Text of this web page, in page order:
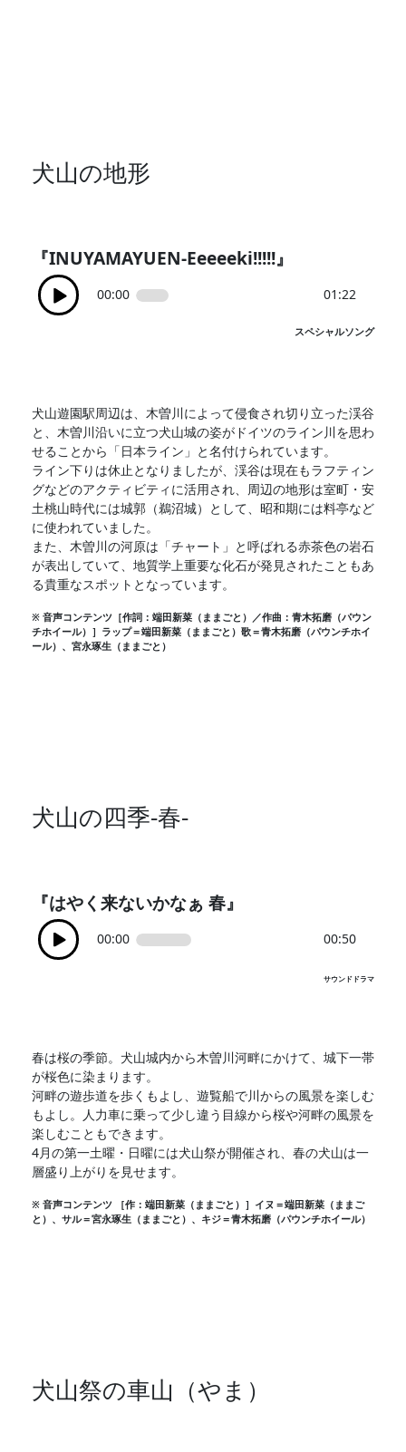
犬山の地形
『INUYAMAYUEN-Eeeeeki!!!!!』
00:00 01:22
スペシャルソング
犬山遊園駅周辺は、木曽川によって侵食され切り立った渓谷
と、木曽川沿いに立つ犬山城の姿がドイツのライン川を思わ
せることから「日本ライン」と名付けられています。
ライン下りは休止となりましたが、渓谷は現在もラフティン
グなどのアクティビティに活用され、周辺の地形は室町・安
土桃山時代には城郭（鵜沼城）として、昭和期には料亭など
に使われていました。
また、木曽川の河原は「チャート」と呼ばれる赤茶色の岩石
が表出していて、地質学上重要な化石が発見されたこともあ
る貴重なスポットとなっています。
※ 音声コンテンツ［作詞：端田新菜（ままごと）／作曲：青木拓磨（パウン
チホイール）］ラップ＝端田新菜（ままごと）歌＝青木拓磨（パウンチホイ
ール）、宮永琢生（ままごと）
犬山の四季-春-
『はやく来ないかなぁ 春』
00:00 00:50
サウンドドラマ
春は桜の季節。犬山城内から木曽川河畔にかけて、城下一帯
が桜色に染まります。
河畔の遊歩道を歩くもよし、遊覧船で川からの風景を楽しむ
もよし。人力車に乗って少し違う目線から桜や河畔の風景を
楽しむこともできます。
4月の第一土曜・日曜には犬山祭が開催され、春の犬山は一
層盛り上がりを見せます。
※ 音声コンテンツ ［作：端田新菜（ままごと）］イヌ＝端田新菜（ままご
と）、サル＝宮永琢生（ままごと）、キジ＝青木拓磨（パウンチホイール）
犬山祭の車山（やま）